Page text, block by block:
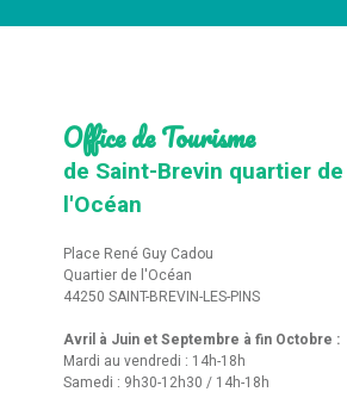
Office de Tourisme
de Saint-Brevin quartier de
l'Océan
Place René Guy Cadou
Quartier de l'Océan
44250 SAINT-BREVIN-LES-PINS
Avril à Juin et Septembre à fin Octobre :
Mardi au vendredi : 14h-18h
Samedi : 9h30-12h30 / 14h-18h